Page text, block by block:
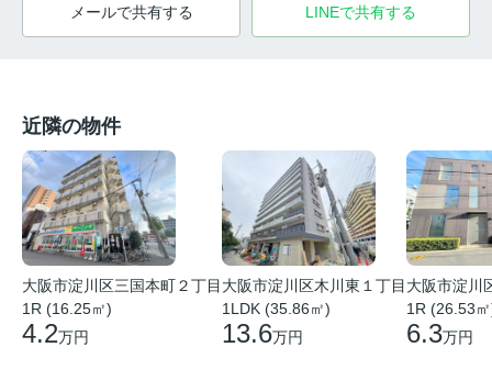
メールで共有する LINEで共有する
近隣の物件
大阪市淀川区三国本町２丁目
1R (16.25㎡)
4.2万円
大阪市淀川区木川東１丁目
1LDK (35.86㎡)
13.6万円
大阪市淀川
1R (26.53
6.3万円